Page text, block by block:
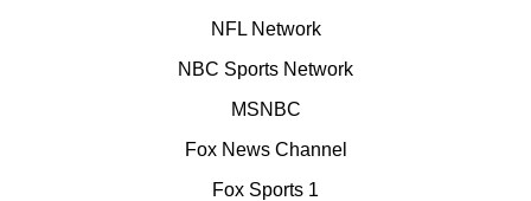
NFL Network
NBC Sports Network
MSNBC
Fox News Channel
Fox Sports 1